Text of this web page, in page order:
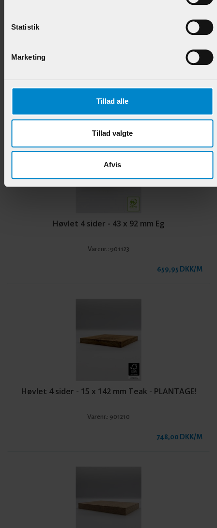
Statistik
Marketing
Tillad alle
Tillad valgte
Afvis
89,95 DKK/M
Andre produkter i samme kategori
Høvlet 4 sider - 43 x 92 mm Eg
Varenr.: 901123
659,95 DKK/M
Høvlet 4 sider - 15 x 142 mm Teak - PLANTAGE!
Varenr.: 901210
748,00 DKK/M